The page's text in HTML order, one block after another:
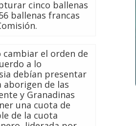
cinco ballenas
ballenas francas
el orden de
a lo
debían presentar
de las
y Granadinas
una cuota de
de la cuota